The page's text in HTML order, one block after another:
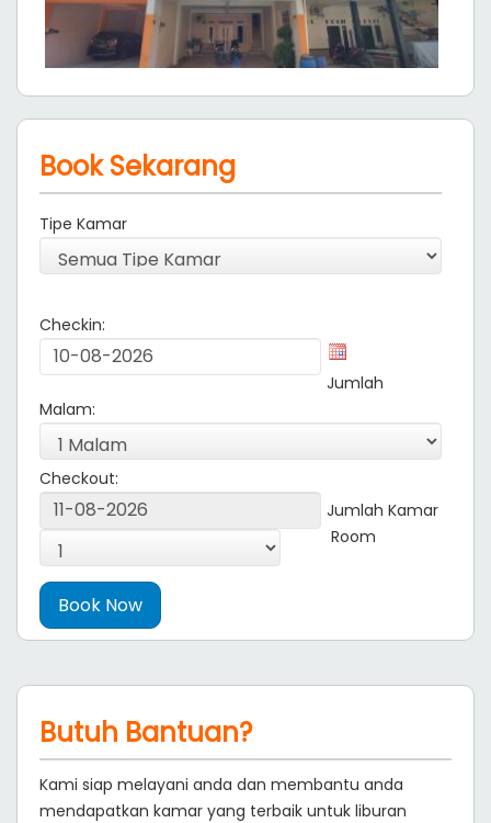
Book Sekarang
Tipe Kamar
Checkin:
Jumlah
Malam:
Checkout:
Jumlah Kamar
Room
Butuh Bantuan?
Kami siap melayani anda dan membantu anda
mendapatkan kamar yang terbaik untuk liburan